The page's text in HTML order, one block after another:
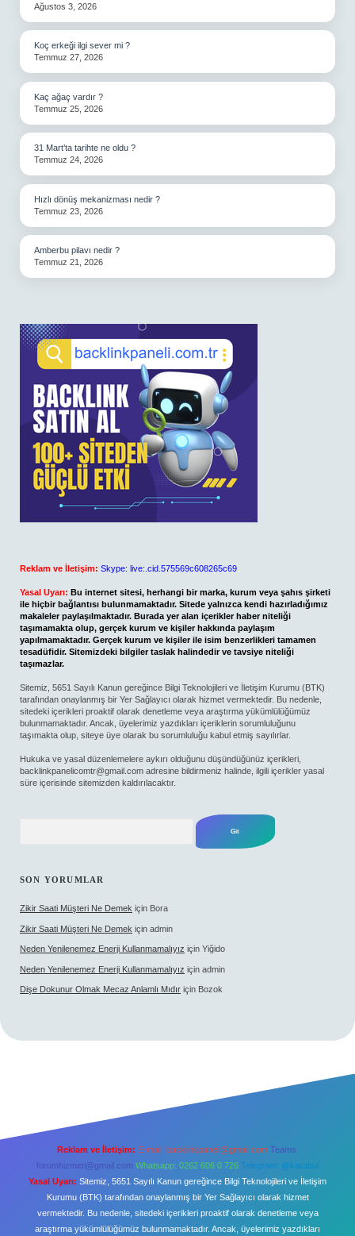
Ağustos 3, 2026
Koç erkeği ilgi sever mi ?
Temmuz 27, 2026
Kaç ağaç vardır ?
Temmuz 25, 2026
31 Mart’ta tarihte ne oldu ?
Temmuz 24, 2026
Hızlı dönüş mekanizması nedir ?
Temmuz 23, 2026
Amberbu pilavı nedir ?
Temmuz 21, 2026
Reklam ve İletişim: Skype: live:.cid.575569c608265c69
Yasal Uyarı: Bu internet sitesi, herhangi bir marka, kurum veya şahıs şirketi
ile hiçbir bağlantısı bulunmamaktadır. Sitede yalnızca kendi hazırladığımız
makaleler paylaşılmaktadır. Burada yer alan içerikler haber niteliği
taşımamakta olup, gerçek kurum ve kişiler hakkında paylaşım
yapılmamaktadır. Gerçek kurum ve kişiler ile isim benzerlikleri tamamen
tesadüfidir. Sitemizdeki bilgiler taslak halindedir ve tavsiye niteliği
taşımazlar.
Sitemiz, 5651 Sayılı Kanun gereğince Bilgi Teknolojileri ve İletişim Kurumu (BTK)
tarafından onaylanmış bir Yer Sağlayıcı olarak hizmet vermektedir. Bu nedenle,
sitedeki içerikleri proaktif olarak denetleme veya araştırma yükümlülüğümüz
bulunmamaktadır. Ancak, üyelerimiz yazdıkları içeriklerin sorumluluğunu
taşımakta olup, siteye üye olarak bu sorumluluğu kabul etmiş sayılırlar.
Hukuka ve yasal düzenlemelere aykırı olduğunu düşündüğünüz içerikleri,
backlinkpanelicomtr@gmail.com adresine bildirmeniz halinde, ilgili içerikler yasal
süre içerisinde sitemizden kaldırılacaktır.
SON YORUMLAR
Zikir Saati Müşteri Ne Demek için Bora
Zikir Saati Müşteri Ne Demek için admin
Neden Yenilenemez Enerji Kullanmamalıyız için Yiğido
Neden Yenilenemez Enerji Kullanmamalıyız için admin
Dişe Dokunur Olmak Mecaz Anlamlı Mıdır için Bozok
Reklam ve İletişim: E-mail: backlinkpaneli@gmail.com Teams:
forumhizmeti@gmail.com Whatsapp: 0262 606 0 726 Telegram: @karabul
Yasal Uyarı: Sitemiz, 5651 Sayılı Kanun gereğince Bilgi Teknolojileri ve İletişim
Kurumu (BTK) tarafından onaylanmış bir Yer Sağlayıcı olarak hizmet
vermektedir. Bu nedenle, sitedeki içerikleri proaktif olarak denetleme veya
araştırma yükümlülüğümüz bulunmamaktadır. Ancak, üyelerimiz yazdıkları